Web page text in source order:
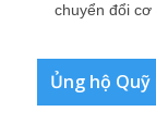
chuyển đổi
Ủng hộ